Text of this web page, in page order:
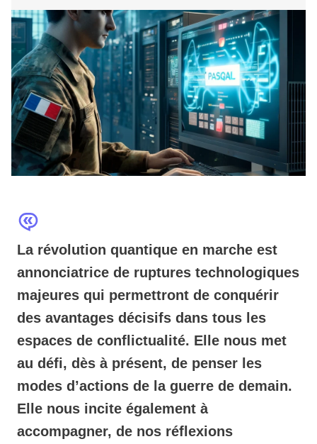
La révolution quantique en marche est
annonciatrice de ruptures technologiques
majeures qui permettront de conquérir
des avantages décisifs dans tous les
espaces de conflictualité. Elle nous met
au défi, dès à présent, de penser les
modes d’actions de la guerre de demain.
Elle nous incite également à
accompagner, de nos réflexions